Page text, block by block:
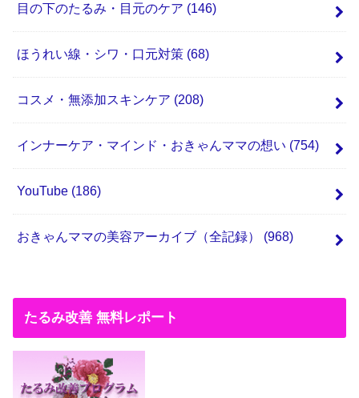
目の下のたるみ・目元のケア (146)
ほうれい線・シワ・口元対策 (68)
コスメ・無添加スキンケア (208)
インナーケア・マインド・おきゃんママの想い (754)
YouTube (186)
おきゃんママの美容アーカイブ（全記録） (968)
たるみ改善 無料レポート